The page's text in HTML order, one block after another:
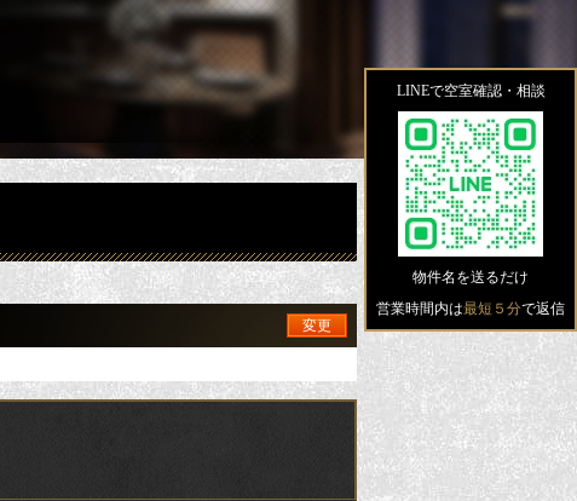
変更
LINEで空室確認・相談
物件名を送るだけ
営業時間内は最短５分で返信